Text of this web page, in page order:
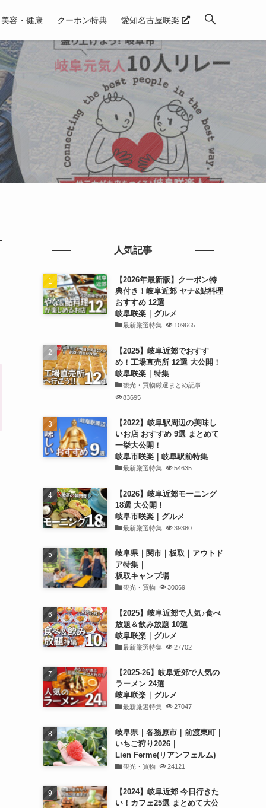
美容・健康 クーポン特典 愛知名古屋咲楽
人気記事
【2026年最新版】クーポン特
典付き！岐阜近郊 ヤナ&鮎料理
おすすめ 12選
岐阜咲楽｜グルメ
最新厳選特集 109665
【2025】岐阜近郊でおすす
め！工場直売所 12選 大公開！
岐阜咲楽｜特集
観光・買物厳選まとめ記事
83695
【2022】岐阜駅周辺の美味し
いお店 おすすめ 9選 まとめて
一挙大公開！
岐阜市咲楽｜岐阜駅前特集
最新厳選特集 54635
【2026】岐阜近郊モーニング
18選 大公開！
岐阜市咲楽｜グルメ
最新厳選特集 39380
岐阜県｜関市｜板取｜アウトド
ア特集｜
板取キャンプ場
観光・買物 30069
【2025】岐阜近郊で人気♪食べ
放題＆飲み放題 10選
岐阜咲楽｜グルメ
最新厳選特集 27702
【2025-26】岐阜近郊で人気の
ラーメン 24選
岐阜咲楽｜グルメ
最新厳選特集 27047
岐阜県｜各務原市｜前渡東町｜
いちご狩り2026｜
Lien Ferme(リアンフェルム)
観光・買物 24121
【2024】岐阜近郊 今日行きた
い！カフェ25選 まとめて大公